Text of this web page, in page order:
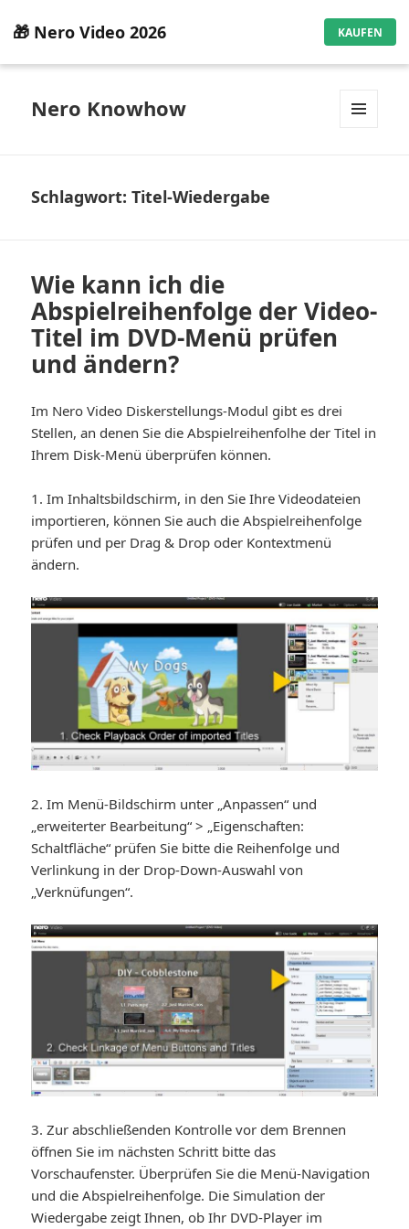
🎁 Nero Video 2026 KAUFEN
Nero Knowhow
Schlagwort:Titel-Wiedergabe
Wie kann ich die
Abspielreihenfolge der Video-
Titel im DVD-Menü prüfen
und ändern?
Im Nero Video Diskerstellungs-Modul gibt es drei
Stellen, an denen Sie die Abspielreihenfolhe der Titel in
Ihrem Disk-Menü überprüfen können.
1. Im Inhaltsbildschirm, in den Sie Ihre Videodateien
importieren, können Sie auch die Abspielreihenfolge
prüfen und per Drag & Drop oder Kontextmenü
ändern.
2. Im Menü-Bildschirm unter „Anpassen“ und
„erweiterter Bearbeitung“ > „Eigenschaften:
Schaltfläche“ prüfen Sie bitte die Reihenfolge und
Verlinkung in der Drop-Down-Auswahl von
„Verknüfungen“.
3. Zur abschließenden Kontrolle vor dem Brennen
öffnen Sie im nächsten Schritt bitte das
Vorschaufenster. Überprüfen Sie die Menü-Navigation
und die Abspielreihenfolge. Die Simulation der
Wiedergabe zeigt Ihnen, ob Ihr DVD-Player im